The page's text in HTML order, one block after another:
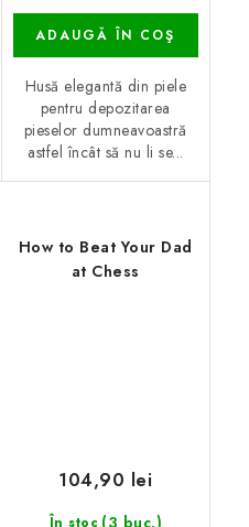
ADAUGĂ ÎN COŞ
Husă elegantă din piele
pentru depozitarea
pieselor dumneavoastră
astfel încât să nu li se...
How to Beat Your Dad
at Chess
În stoc
104,90 lei